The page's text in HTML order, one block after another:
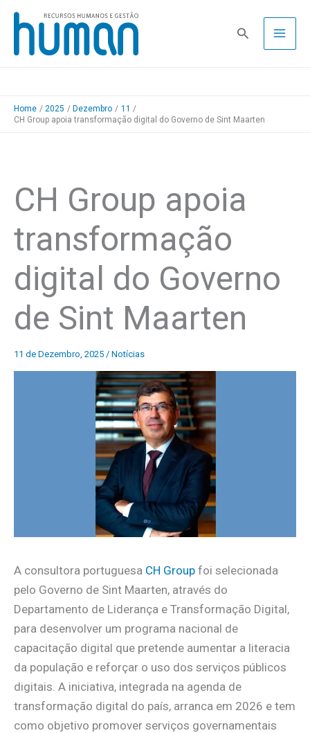
Skip
content
Pesquisa
Home 2025 Dezembro
11
CH Group apoia transformação digital do Governo de Sint Maarten
CH Group apoia
transformação
digital do Governo
de Sint Maarten
11 de Dezembro, 2025 / Notícias
A consultora portuguesa CH Group foi selecionada
pelo Governo de Sint Maarten, através do
Departamento de Liderança e Transformação Digital,
para desenvolver um programa nacional de
capacitação digital que pretende aumentar a literacia
da população e reforçar o uso dos serviços públicos
digitais. A iniciativa, integrada na agenda de
transformação digital do país, arranca em 2026 e tem
como objetivo promover serviços governamentais